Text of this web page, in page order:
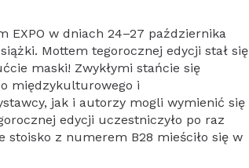
EXPO w dniach 24–27 października
Mottem tegorocznej edycji stał się
maski! Zwykłymi stańcie się
międzykulturowego i
jak i autorzy mogli wymienić się
edycji uczestniczyło po raz
stoisko z numerem B28 mieściło się w